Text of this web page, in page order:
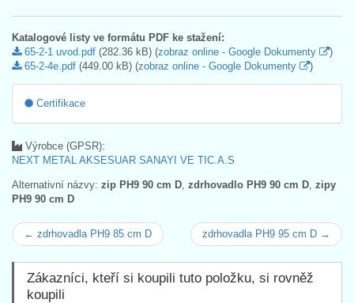
Katalogové listy ve formátu PDF ke stažení:
65-2-1 uvod.pdf (282.36 kB) (zobraz online - Google Dokumenty
)
65-2-4e.pdf (449.00 kB) (zobraz online - Google Dokumenty )
Certifikace
Výrobce (GPSR):
NEXT METAL AKSESUAR SANAYI VE TIC.A.S
Alternativní názvy: zip PH9 90 cm D zdrhovadlo PH9 90 cm D zipy
PH9 90 cm D
← zdrhovadla PH9 85 cm D zdrhovadla PH9 95 cm D →
Zákazníci, kteří si koupili tuto položku, si rovněž
koupili